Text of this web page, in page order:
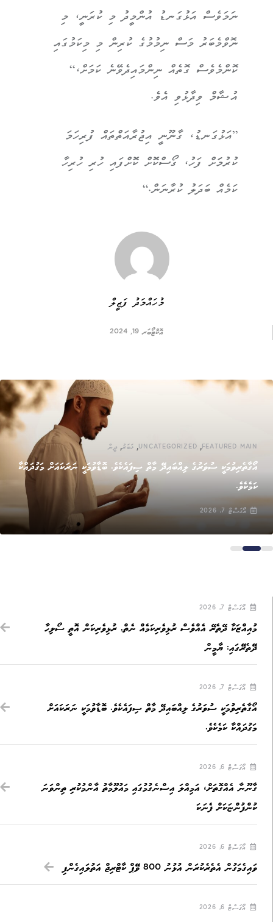
ނަމަވެސް އަޅުގަނޑު އުންމީދު މި ކުރަނީ، މި
ނޮވްމެބަރު މަސް ނިމުމުގެ ކުރިން މި މިކަމުގައި
ކޮންމެވެސް ގޮތެއް ނިންމައިދެވޭނެ ކަމަށް،“
އުޝާމް ވިދާޅުވި އެވެ.
”އަޅުގަނޑު، ގާނޫނީ އިޖުރާއަތްތައް ފުރިހަމަ
ކުރުމަަށް ފަހު، ގޯސްކޮށް ކޮށްފައި ހުރި ހުރިހާ
ކަމެއް ބަދަލު ކުރާނަން.“
މުހައްމަދު ފަޒީލް
އޮކްޓޯބަރ 19, 2024
FEATURED MAIN
,
UNCATEGORIZED
,ޚަބަރު,ދީން
އޯގާތެރިވުމަކީ ސުވަރުގެ ލިއްބައިދޭ މާތް ސިފައެކެވެ. ބޮޑާވުމަކީ ނަރަކައަށް މަގުދައްކާ
ކަމެކެވެ.
އޯގަސްޓް 7, 2026
އޯގަސްޓް 7, 2026
މުއިއްޒަކާ ދޭތެރޭ އެއްވެސް ރުޅިވެރިކަމެއް ނެތް, ރުޅިވެރިކަން އޮތީ ސޯލިހާ
ދޭތެރޭގައި: ޔާމީން
އޯގަސްޓް 7, 2026
އޯގާތެރިވުމަކީ ސުވަރުގެ ލިއްބައިދޭ މާތް ސިފައެކެވެ. ބޮޑާވުމަކީ ނަރަކައަށް
މަގުދައްކާ ކަމެކެވެ.
އޯގަސްޓް 6, 2026
ގާނޫނާ އެއްގޮތަށް، އަމިއްލަ އިސްނެގުމުގައި މައުލޫމާތު އާންމުކުރި ތިންވަނަ
ކުންފުންޏަކަށް ފެނަކަ
އޯގަސްޓް 6, 2026
ވައިގެމަގުން އެތެރެކުރަން އުޅުނު 800 ވޭޕް ކާޓްރިޖް އަތުލައިގެންފި
އޯގަސްޓް 6, 2026